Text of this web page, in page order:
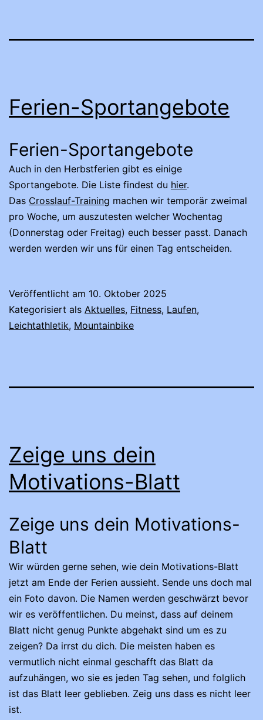
Ferien-Sportangebote
Ferien-Sportangebote
Auch in den Herbstferien gibt es einige
Sportangebote. Die Liste findest du hier.
Das Crosslauf-Training machen wir temporär zweimal
pro Woche, um auszutesten welcher Wochentag
(Donnerstag oder Freitag) euch besser passt. Danach
werden werden wir uns für einen Tag entscheiden.
Veröffentlicht am 10. Oktober 2025
Kategorisiert als Aktuelles, Fitness, Laufen,
Leichtathletik, Mountainbike
Zeige uns dein
Motivations-Blatt
Zeige uns dein Motivations-
Blatt
Wir würden gerne sehen, wie dein Motivations-Blatt
jetzt am Ende der Ferien aussieht. Sende uns doch mal
ein Foto davon. Die Namen werden geschwärzt bevor
wir es veröffentlichen. Du meinst, dass auf deinem
Blatt nicht genug Punkte abgehakt sind um es zu
zeigen? Da irrst du dich. Die meisten haben es
vermutlich nicht einmal geschafft das Blatt da
aufzuhängen, wo sie es jeden Tag sehen, und folglich
ist das Blatt leer geblieben. Zeig uns dass es nicht leer
ist.